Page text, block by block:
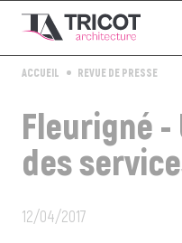
ACCUEIL REVUE DE PRESSE
Fleurigné -
des
12/04/2017